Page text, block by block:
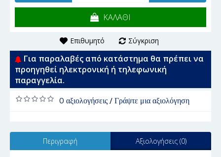
ΚΑΛΑΘΙ
Επιθυμητό Σύγκριση
Για παραλαβές από κατάστημα θα πρέπει να
προηγηθεί ηλεκτρονική ή τηλεφωνική
παραγγελία.
0 αξιολογήσεις/ Γράψτε μια αξιολόγηση
Περιγραφή Αξιολογήσεις (0)